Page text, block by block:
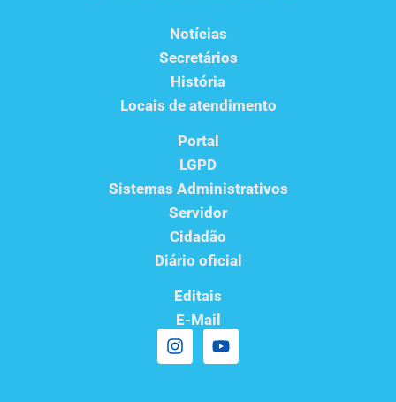
Notícias
Secretários
História
Locais de atendimento
Portal
LGPD
Sistemas Administrativos
Servidor
Cidadão
Diário oficial
Editais
E-Mail